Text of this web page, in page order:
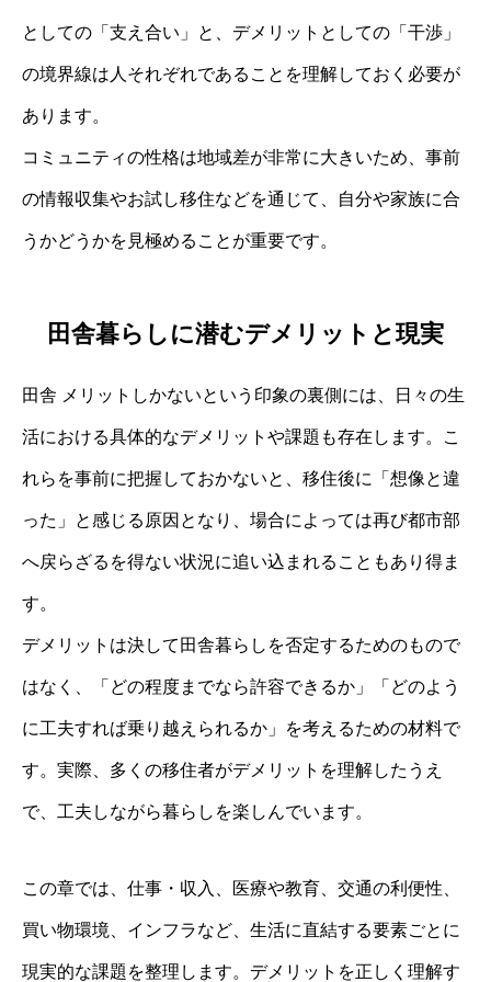
としての「支え合い」と、デメリットとしての「干渉」
の境界線は人それぞれであることを理解しておく必要が
あります。
コミュニティの性格は地域差が非常に大きいため、事前
の情報収集やお試し移住などを通じて、自分や家族に合
うかどうかを見極めることが重要です。
田舎暮らしに潜むデメリットと現実
田舎 メリットしかないという印象の裏側には、日々の生
活における具体的なデメリットや課題も存在します。こ
れらを事前に把握しておかないと、移住後に「想像と違
った」と感じる原因となり、場合によっては再び都市部
へ戻らざるを得ない状況に追い込まれることもあり得ま
す。
デメリットは決して田舎暮らしを否定するためのもので
はなく、「どの程度までなら許容できるか」「どのよう
に工夫すれば乗り越えられるか」を考えるための材料で
す。実際、多くの移住者がデメリットを理解したうえ
で、工夫しながら暮らしを楽しんでいます。
この章では、仕事・収入、医療や教育、交通の利便性、
買い物環境、インフラなど、生活に直結する要素ごとに
現実的な課題を整理します。デメリットを正しく理解す